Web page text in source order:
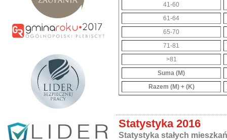
41-60
61-64
65-70
71-81
>81
Suma (M)
Razem (M) + (K)
Statystyka 2016
Statystyka stałych